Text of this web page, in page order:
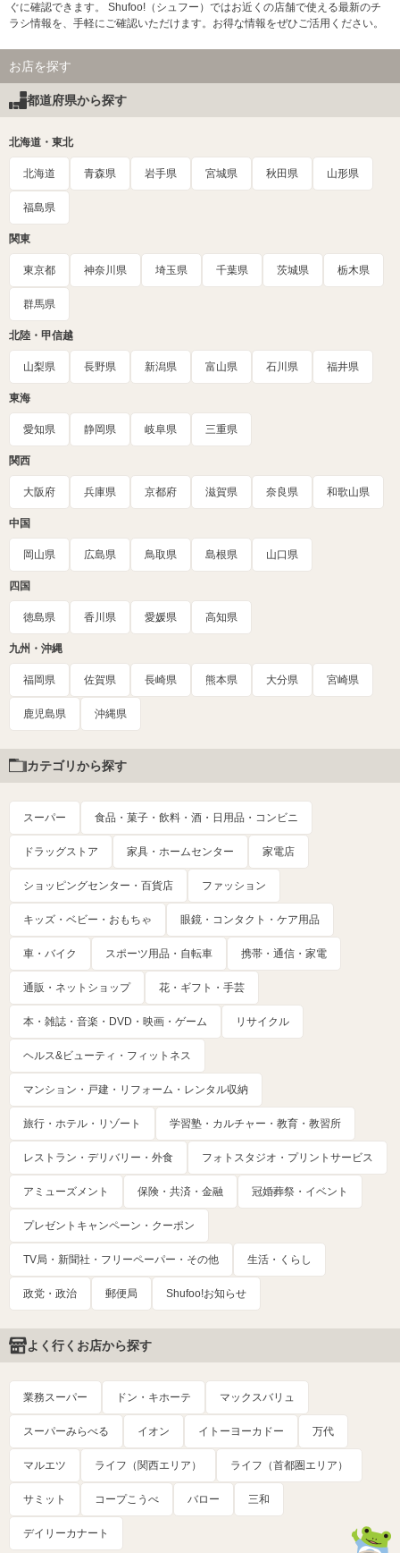
ぐに確認できます。 Shufoo!（シュフー）ではお近くの店舗で使える最新のチ
ラシ情報を、手軽にご確認いただけます。お得な情報をぜひご活用ください。
お店を探す
都道府県から探す
北海道・東北
北海道 青森県 岩手県 宮城県 秋田県 山形県
福島県
関東
東京都 神奈川県 埼玉県 千葉県 茨城県 栃木県
群馬県
北陸・甲信越
山梨県 長野県 新潟県 富山県 石川県 福井県
東海
愛知県 静岡県 岐阜県 三重県
関西
大阪府 兵庫県 京都府 滋賀県 奈良県 和歌山県
中国
岡山県 広島県 鳥取県 島根県 山口県
四国
徳島県 香川県 愛媛県 高知県
九州・沖縄
福岡県 佐賀県 長崎県 熊本県 大分県 宮崎県
鹿児島県 沖縄県
カテゴリから探す
スーパー 食品・菓子・飲料・酒・日用品・コンビニ
ドラッグストア 家具・ホームセンター 家電店
ショッピングセンター・百貨店 ファッション
キッズ・ベビー・おもちゃ 眼鏡・コンタクト・ケア用品
車・バイク スポーツ用品・自転車 携帯・通信・家電
通販・ネットショップ 花・ギフト・手芸
本・雑誌・音楽・DVD・映画・ゲーム リサイクル
ヘルス&ビューティ・フィットネス
マンション・戸建・リフォーム・レンタル収納
旅行・ホテル・リゾート 学習塾・カルチャー・教育・教習所
レストラン・デリバリー・外食 フォトスタジオ・プリントサービス
アミューズメント 保険・共済・金融 冠婚葬祭・イベント
プレゼントキャンペーン・クーポン
TV局・新聞社・フリーペーパー・その他 生活・くらし
政党・政治 郵便局 Shufoo!お知らせ
よく行くお店から探す
業務スーパー ドン・キホーテ マックスバリュ
スーパーみらべる イオン イトーヨーカドー 万代
マルエツ ライフ（関西エリア） ライフ（首都圏エリア）
サミット コープこうべ バロー 三和
デイリーカナート